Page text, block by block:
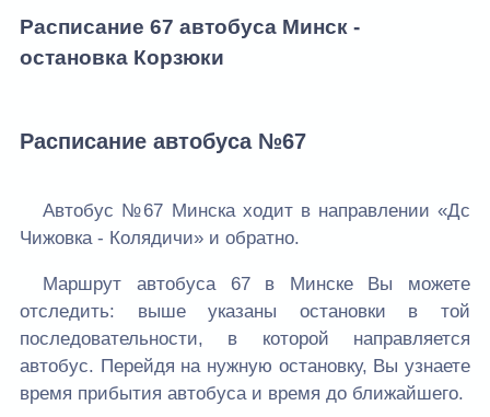
Расписание 67 автобуса Минск -
остановка Корзюки
Расписание автобуса №67
Автобус №67 Минска ходит в направлении «Дс
Чижовка - Колядичи» и обратно.
Маршрут автобуса 67 в Минске Вы можете
отследить: выше указаны остановки в той
последовательности, в которой направляется
автобус. Перейдя на нужную остановку, Вы узнаете
время прибытия автобуса и время до ближайшего.